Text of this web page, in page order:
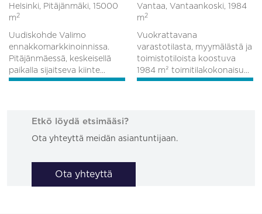
Helsinki, Pitäjänmäki, 15000
m 2
Uudiskohde Valimo
ennakkomarkkinoinnissa.
Pitäjänmäessä, keskeisellä
paikalla sijaitseva kiinte...
Vantaa, Vantaankoski, 1984
m 2
Vuokrattavana
varastotilasta, myymälästä ja
toimistotiloista koostuva
1984 m² toimitilakokonaisu...
Etkö löydä etsimääsi?
Ota yhteyttä meidän asiantuntijaan.
Ota yhteyttä